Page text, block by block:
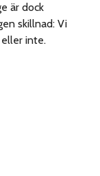
är dock
skillnad: Vi
inte.